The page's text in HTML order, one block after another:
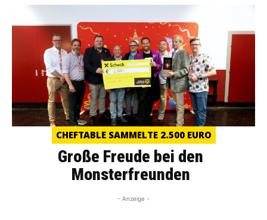
CHEFTABLE SAMMELTE 2.500 EURO
Große Freude bei den
Monsterfreunden
- Anzeige -